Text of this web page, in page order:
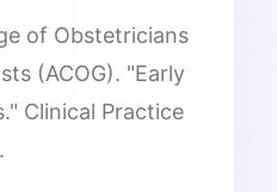
of Obstetricians
(ACOG). "Early
Clinical Practice